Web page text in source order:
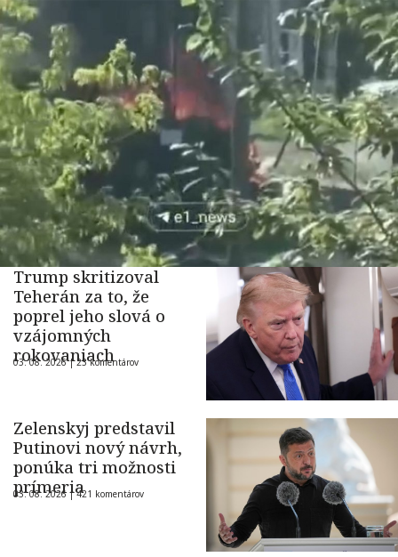
Trump skritizoval
Teherán za to, že
poprel jeho slová o
vzájomných
rokovaniach
03. 08. 2026 |23 komentárov
Zelenskyj predstavil
Putinovi nový návrh,
ponúka tri možnosti
prímeria
03. 08. 2026 |421 komentárov